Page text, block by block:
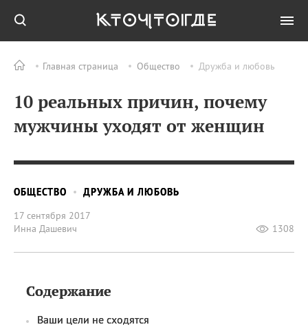
Главная страница Общество Дружба и любовь
10 реальных причин, почему
мужчины уходят от женщин
ОБЩЕСТВО
ДРУЖБА И ЛЮБОВЬ
17 сентября 2017
Инна Дашевич
1308
Содержание
Ваши цели не сходятся